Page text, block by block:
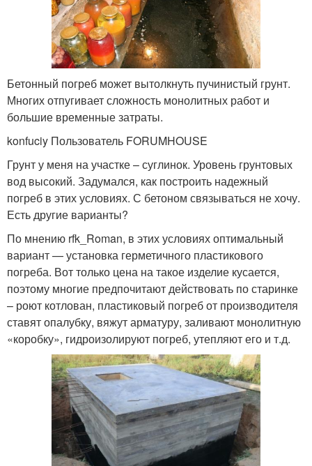
Бетонный погреб может вытолкнуть пучинистый грунт.
Многих отпугивает сложность монолитных работ и
большие временные затраты.
konfuciy Пользователь FORUMHOUSE
Грунт у меня на участке – суглинок. Уровень грунтовых
вод высокий. Задумался, как построить надежный
погреб в этих условиях. С бетоном связываться не хочу.
Есть другие варианты?
По мнению rfk_Roman, в этих условиях оптимальный
вариант — установка герметичного пластикового
погреба. Вот только цена на такое изделие кусается,
поэтому многие предпочитают действовать по старинке
– роют котлован, пластиковый погреб от производителя
ставят опалубку, вяжут арматуру, заливают монолитную
«коробку», гидроизолируют погреб, утепляют его и т.д.